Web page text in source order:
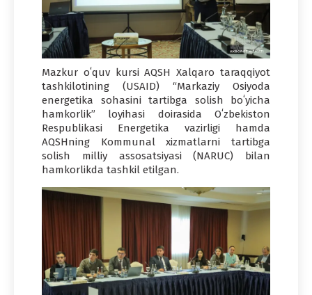
Mazkur oʻquv kursi AQSH Xalqaro taraqqiyot
tashkilotining (USAID) “Markaziy Osiyoda
energetika sohasini tartibga solish boʻyicha
hamkorlik” loyihasi doirasida Oʻzbekiston
Respublikasi Energetika vazirligi hamda
AQSHning Kommunal xizmatlarni tartibga
solish milliy assosatsiyasi (NARUC) bilan
hamkorlikda tashkil etilgan.